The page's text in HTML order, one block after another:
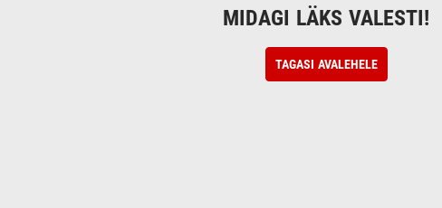
MIDAGI LÄKS VALESTI!
TAGASI AVALEHELE